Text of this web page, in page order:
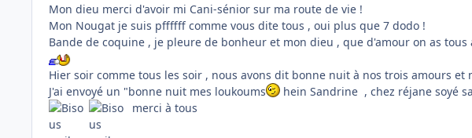
Mon dieu merci d'avoir mi Cani-sénior sur ma route de vie !
Mon Nougat je suis pffffff comme vous dite tous , oui plus que 7 dodo !
Bande de coquine , je pleure de bonheur et mon dieu , que d'amour on as
Hier soir comme tous les soir , nous avons dit bonne nuit à nos trois amours
J'ai envoyé un "bonne nuit mes loukoums
hein Sandrine , chez réjane soyé
merci à tous